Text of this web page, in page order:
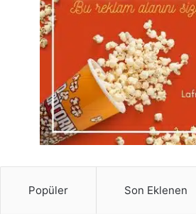
Popüler Son Eklenen